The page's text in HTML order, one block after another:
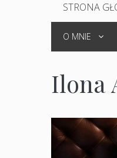
STRONA
O MNIE
Ilona